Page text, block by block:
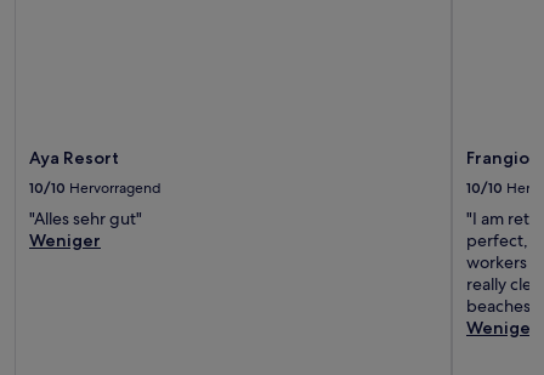
Aya Resort
10/10 Hervorragend
"Alles sehr gut"
Weniger
10/10
"I am
perfect,
workers
really
beaches,"
Weniger